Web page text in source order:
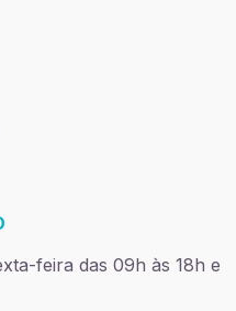
feira das 09h às 18h e